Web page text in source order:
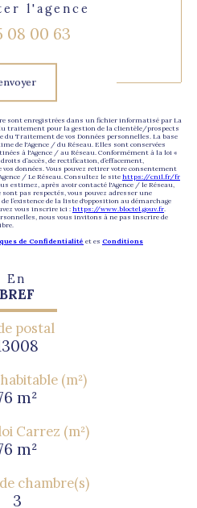
l'agence
08 00 63
sont enregistrées dans un fichier informatisé par La
traitement pour la gestion de la clientèle/prospects
du Traitement de vos Données personnelles. La base
de l'Agence / du Réseau. Elles sont conservées
à l'Agence / au Réseau. Conformément à la loi «
d’accès, de rectification, d’effacement,
données. Vous pouvez retirer votre consentement
/ Le Réseau. Consultez le site https://cnil.fr/fr
estimez, après avoir contacté l'Agence / le Réseau,
pas respectés, vous pouvez adresser une
l’existence de la liste d'opposition au démarchage
vous inscrire ici : https://www.bloctel.gouv.fr.
nous vous invitons à ne pas inscrire de
de Confidentialité et es Conditions
En
BREF
postal
(m²)
m²
Carrez (m²)
m²
chambre(s)
3